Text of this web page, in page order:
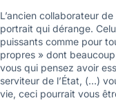
L’ancien collaborateur
portrait qui dérange.
puissants comme pour
propres » dont
vous qui pensez avoir
serviteur de l’État, (…)
vie, ceci pourrait vous